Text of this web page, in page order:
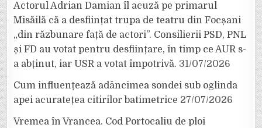
Actorul Adrian Damian îl acuză pe primarul
Misăilă că a desființat trupa de teatru din Focșani
„din răzbunare față de actori”. Consilierii PSD, PNL
și FD au votat pentru desființare, în timp ce AUR s-
a abținut, iar USR a votat împotrivă. 31/07/2026
Cum influențează adâncimea sondei sub oglinda
apei acuratețea citirilor batimetrice 27/07/2026
Vremea în Vrancea. Cod Portocaliu de ploi